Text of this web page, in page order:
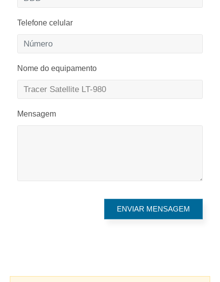
Telefone celular
Nome do equipamento
Mensagem